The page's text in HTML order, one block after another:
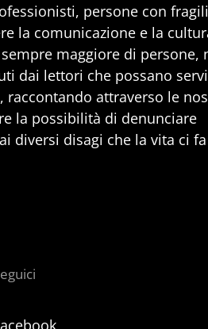
persone con
la comunicazione e la
maggiore di persone,
dai lettori che possano
attraverso le
la possibilità di denunciare
diversi disagi che la vita ci fa